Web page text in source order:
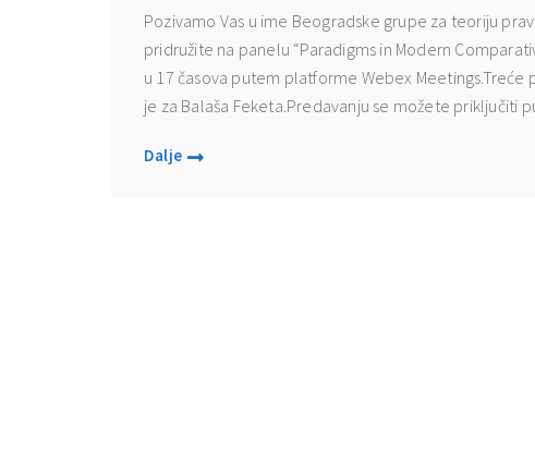
Pozivamo Vas u ime Beogradske grupe za teoriju
pridružite na panelu “Paradigms in Modern
u 17 časova putem platforme Webex
je za Balaša Feketa.Predavanju se možete priključiti
Dalje